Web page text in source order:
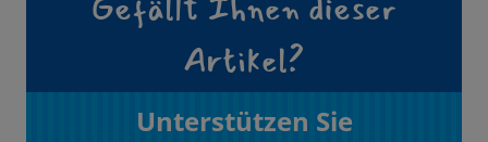
Artikel?
Unterstützen Sie